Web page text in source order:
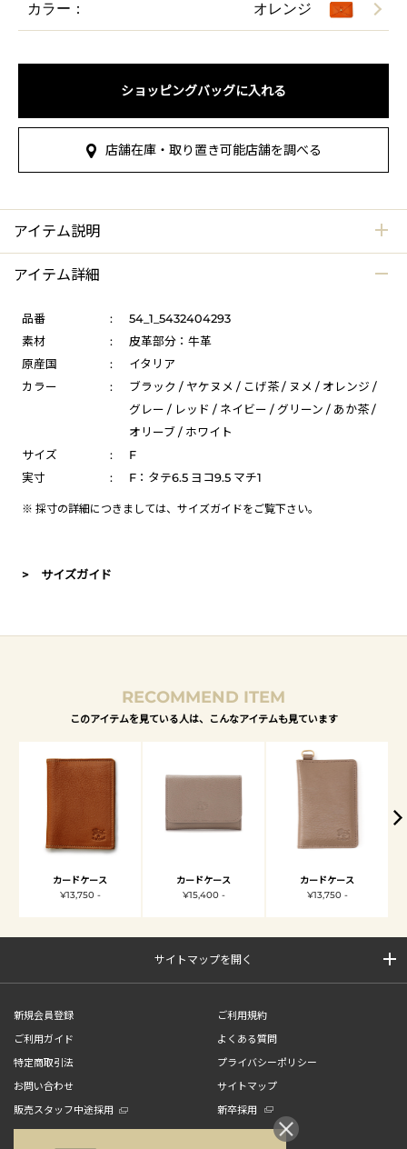
カラー： オレンジ
ショッピングバッグに入れる
店舗在庫・取り置き可能店舗を調べる
アイテム説明
アイテム詳細
品番 :
54_1_5432404293
素材
:
皮革部分：牛革
原産国
:
イタリア
カラー
:
ブラック / ヤケヌメ / こげ茶 / ヌメ / オレンジ /
グレー / レッド / ネイビー / グリーン / あか茶 /
オリーブ / ホワイト
サイズ
:
F
実寸
: F：タテ6.5 ヨコ9.5 マチ1
※ 採寸の詳細につきましては、 サイズガイドをご覧下さい。
> サイズガイド
RECOMMEND ITEM
このアイテムを見ている人は、こんなアイテムも見ています
カードケース
¥13,750 -
カードケース
¥15,400 -
カードケース
¥13,750 -
サイトマップを開く
新規会員登録
ご利用規約
ご利用ガイド
よくある質問
特定商取引法
プライバシーポリシー
お問い合わせ
サイトマップ
販売スタッフ中途採用
新卒採用